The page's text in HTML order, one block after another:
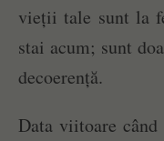
vieții tale sunt la
stai acum; sunt
decoerență.
Data viitoare